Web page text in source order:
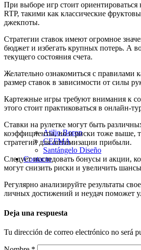
Atilio Boron
CEFMA
Santángelo Diseño
Contacto
При выборе игр стоит
RTP, такими как классические
джекпоты.
Стратегии ставок имеют огромное
бюджет и избегать крупных потерь. А
текущего состояния счета.
Желательно ознакомиться с
размер ставок в зависимости от силы
Картежные игры требуют внимания к
этого стоит практиковаться в онлайн-
Ставки на рулетке могут быть
коэффициенты, но и риски тоже выше,
стратегий для оптимизации прибыли.
Следует исследовать бонусы и акции,
могут снизить риски и увеличить
Регулярно анализируйте результаты
личных достижений и неудач поможет
Deja una respuesta
Tu dirección de correo electrónico no será